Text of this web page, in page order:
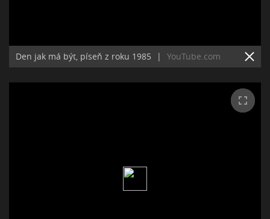
Den jak má být, píseň z roku 1985 | YouTube.com